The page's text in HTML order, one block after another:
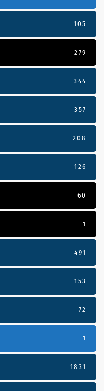
105
279
344
357
208
126
60
1
491
153
72
1
1831